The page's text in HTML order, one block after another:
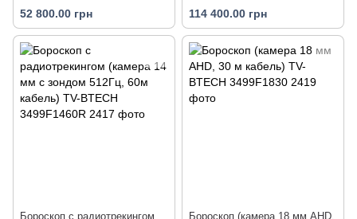
52 800.00 грн
3499F2340SLR
114 400.00 грн
Бороскоп с радиотрекингом
Бороскоп (камера 18 мм AHD,